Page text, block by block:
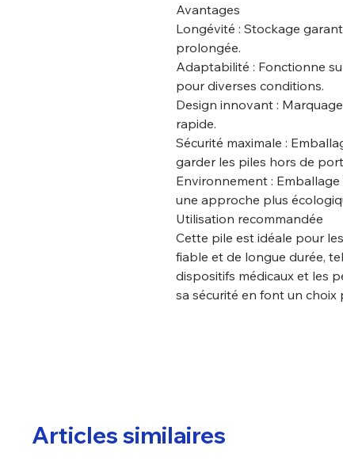
Avantages
Longévité : Stockage
prolongée.
Adaptabilité : Fonctionne
pour diverses conditions.
Design innovant :
rapide.
Sécurité maximale :
garder les piles hors de
Environnement :
une approche plus
Utilisation recommandée
Cette pile est idéale pour
fiable et de longue durée,
dispositifs médicaux et les
sa sécurité en font un
Articles similaires